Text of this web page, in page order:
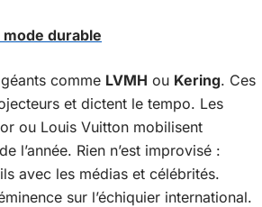
durable
comme LVMH ou Kering. Ces
et dictent le tempo. Les
ou Louis Vuitton mobilisent
l’année. Rien n’est improvisé :
avec les médias et célébrités.
sur l’échiquier international.